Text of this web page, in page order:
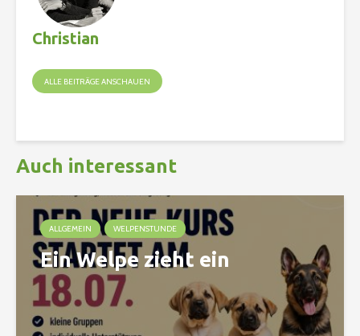
Christian
ALLE BEITRÄGE ANSCHAUEN
Auch interessant
ALLGEMEIN WELPENSTUNDE
Ein Welpe zieht ein